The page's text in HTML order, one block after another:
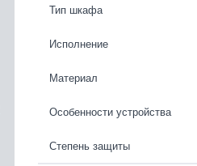
Тип шкафа
Исполнение
Материал
Особенности устройства
Степень защиты